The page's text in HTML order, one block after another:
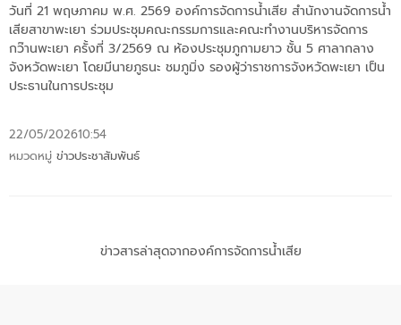
วันที่ 21 พฤษภาคม พ.ศ. 2569 องค์การจัดการน้ำเสีย สำนักงานจัดการน้ำ
เสียสาขาพะเยา ร่วมประชุมคณะกรรมการและคณะทำงานบริหารจัดการ
กว๊านพะเยา ครั้งที่ 3/2569 ณ ห้องประชุมภูกามยาว ชั้น 5 ศาลากลาง
จังหวัดพะเยา โดยมีนายภูธนะ ชมภูมิ่ง รองผู้ว่าราชการจังหวัดพะเยา เป็น
ประธานในการประชุม
22/05/202610:54
หมวดหมู่ ข่าวประชาสัมพันธ์
ข่าวสารล่าสุดจากองค์การจัดการน้ำเสีย